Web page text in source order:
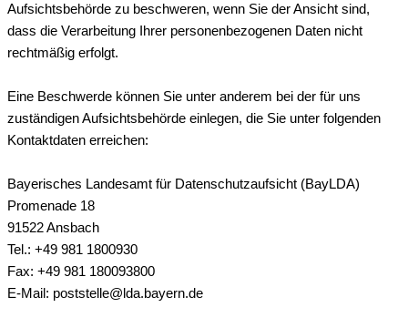
Aufsichtsbehörde zu beschweren, wenn Sie der Ansicht sind,
dass die Verarbeitung Ihrer personenbezogenen Daten nicht
rechtmäßig erfolgt.
Eine Beschwerde können Sie unter anderem bei der für uns
zuständigen Aufsichtsbehörde einlegen, die Sie unter folgenden
Kontaktdaten erreichen:
Bayerisches Landesamt für Datenschutzaufsicht (BayLDA)
Promenade 18
91522 Ansbach
Tel.: +49 981 1800930
Fax: +49 981 180093800
E-Mail: poststelle@lda.bayern.de